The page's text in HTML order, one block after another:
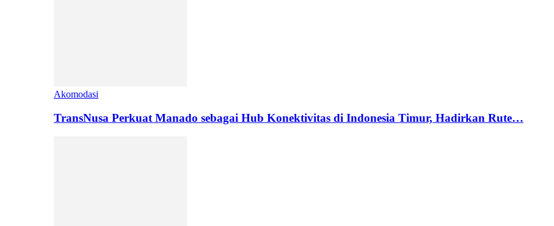
Akomodasi
TransNusa Perkuat Manado sebagai Hub Konektivitas di Indonesia Timur, Hadirkan Rute…